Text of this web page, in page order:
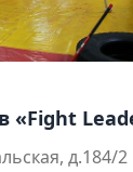
«Fight
, ул. Уральская, д.184/2